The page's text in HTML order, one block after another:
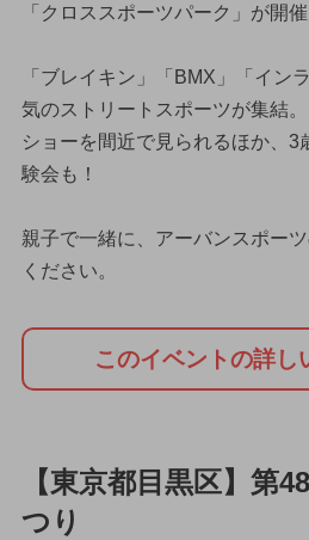
「クロススポーツパーク」が開催
「ブレイキン」「BMX」「イン
気のストリートスポーツが集結
ショーを間近で見られるほか、3
験会も！
親子で一緒に、アーバンスポー
ください。
このイベントの詳し
【東京都目黒区】第
つり